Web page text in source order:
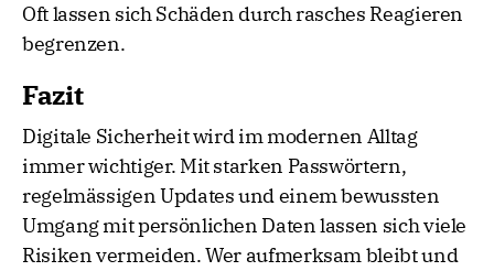
Oft lassen sich Schäden durch rasches Reagieren
begrenzen.
Fazit
Digitale Sicherheit wird im modernen Alltag
immer wichtiger. Mit starken Passwörtern,
regelmässigen Updates und einem bewussten
Umgang mit persönlichen Daten lassen sich viele
Risiken vermeiden. Wer aufmerksam bleibt und